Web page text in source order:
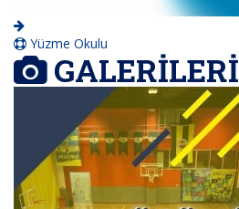
Yüzme Okulu